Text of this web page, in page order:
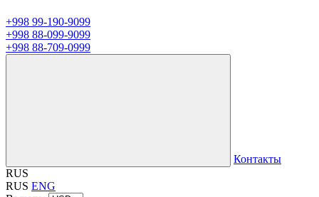
+998 99-190-9099
+998 88-099-9099
+998 88-709-0999
Контакты
RUS
RUS ENG